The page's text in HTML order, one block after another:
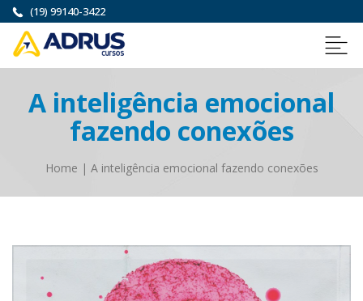
(19) 99140-3422
A inteligência emocional
fazendo conexões
Home | A inteligência emocional fazendo conexões